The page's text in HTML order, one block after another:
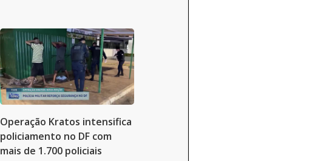
Operação Kratos intensifica
policiamento no DF com
mais de 1.700 policiais